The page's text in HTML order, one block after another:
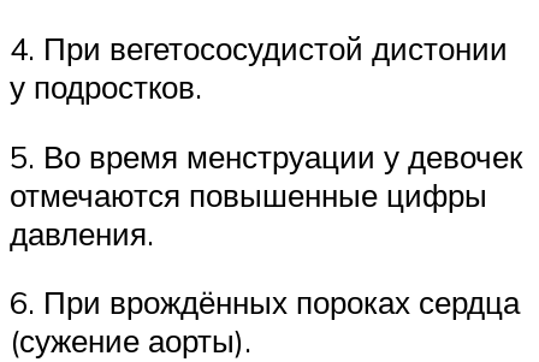
4. При вегетососудистой дистонии
у подростков.
5. Во время менструации у девочек
отмечаются повышенные цифры
давления.
6. При врождённых пороках сердца
(сужение аорты).